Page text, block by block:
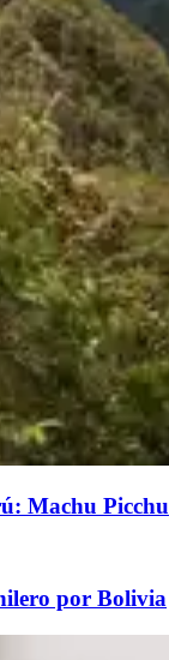
Machu Picchu
por Bolivia